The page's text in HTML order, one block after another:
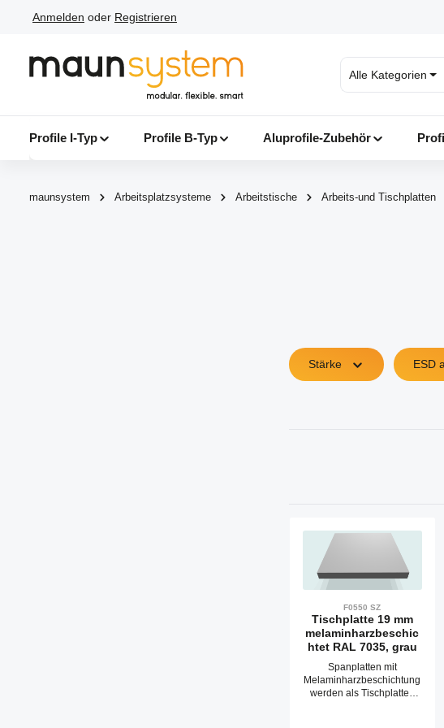
Hauptinhalt springen
Zur Suche springen
Zur Hauptnavigation springen
Anmelden oder Registrieren
Alle Kategorien
Profile I-Typ Profile B-Typ Aluprofile-Zubehör
maunsystem Arbeitsplatzsysteme Arbeitstische Arbeits-und Tischplatten
Stärke
F0550 SZ
Tischplatte 19 mm
melaminharzbeschic
htet RAL 7035, grau
Spanplatten mit
Melaminharzbeschichtung
werden als Tischplatten